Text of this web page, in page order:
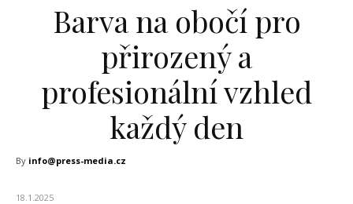
Barva na obočí pro
přirozený a
profesionální vzhled
každý den
By info@press-media.cz
18.1.2025